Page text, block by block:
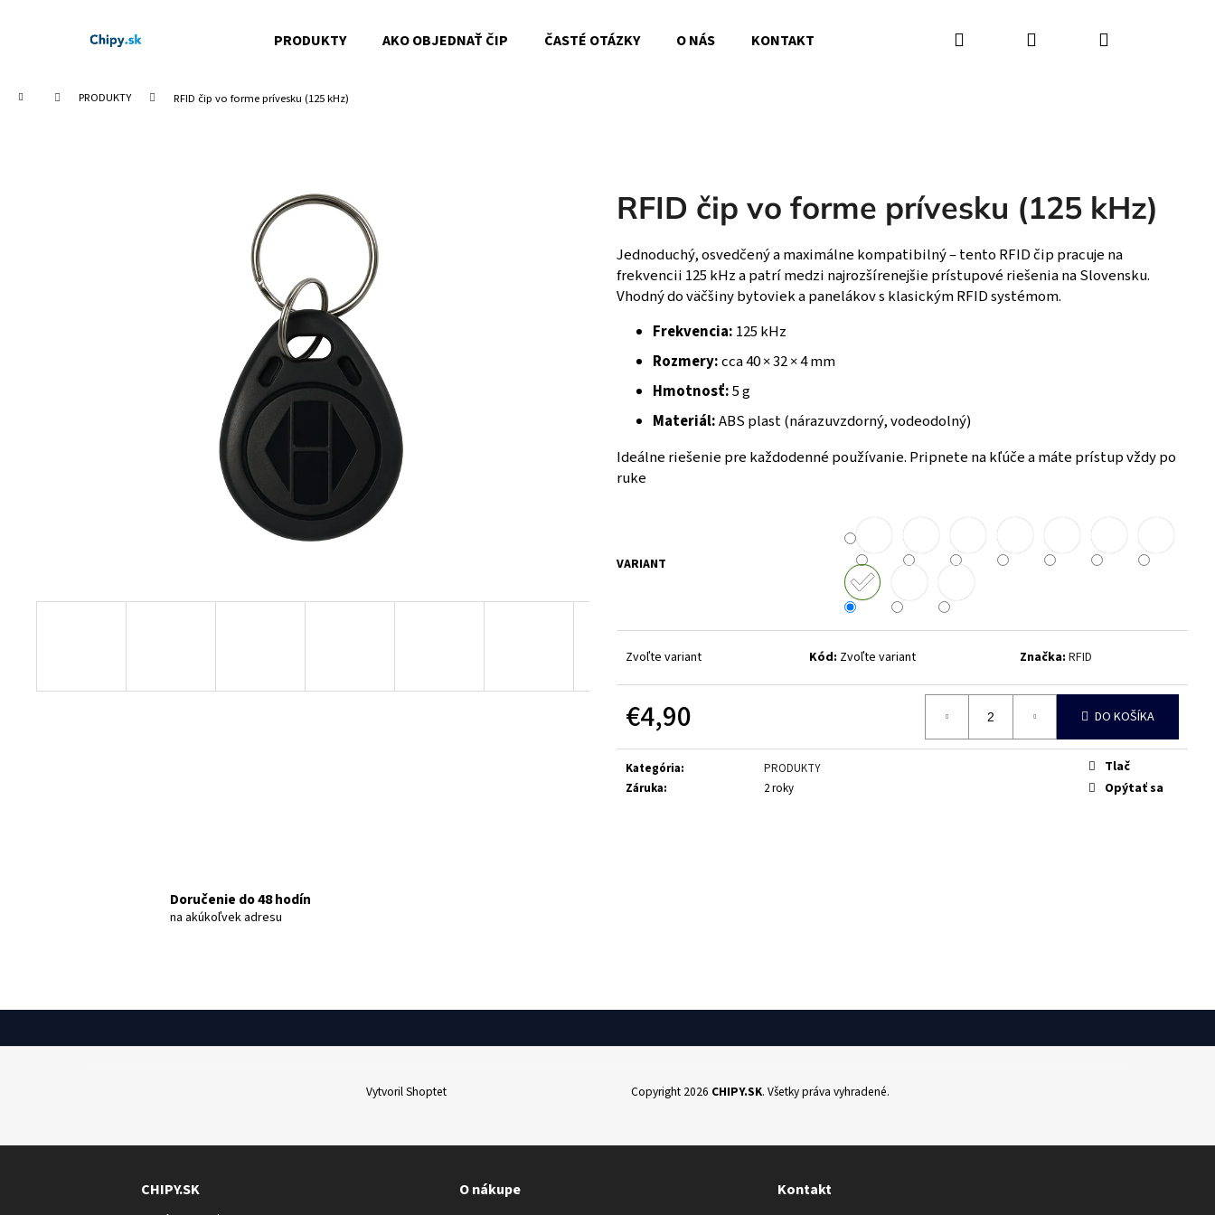
PRODUKTY AKO OBJEDNAŤ ČIP ČASTÉ OTÁZKY O NÁS KONTAKT Hľadať PrihlásenieNákupný
Domov PRODUKTY RFID čip vo forme prívesku (125 kHz)
RFID čip vo forme prívesku (125 kHz)
Jednoduchý, osvedčený a maximálne kompatibilný – tento RFID čip pracuje na
frekvencii 125 kHz a patrí medzi najrozšírenejšie prístupové riešenia na Slovensku.
Vhodný do väčšiny bytoviek a panelákov s klasickým RFID systémom.
Frekvencia: 125 kHz
Rozmery:cca 40 × 32 × 4 mm
Hmotnosť:5 g
Materiál:ABS plast (nárazuvzdorný, vodeodolný)
Ideálne riešenie pre každodenné používanie. Pripnete na kľúče a máte prístup vždy po
ruke
VARIANT
Zvoľte variant Kód: Zvoľte variant Značka:RFID
€4,90 DO KOŠÍKA
Kategória:
PRODUKTY
Záruka: 2 roky
Tlač
Opýtať sa
Doručenie do 48 hodín
na akúkoľvek adresu
Späť
obchodu
Späť
obchodu
Vytvoril Shoptet Copyright 2026 CHIPY.SK. Všetky práva vyhradené.
CHIPY.SK O nákupe Kontakt